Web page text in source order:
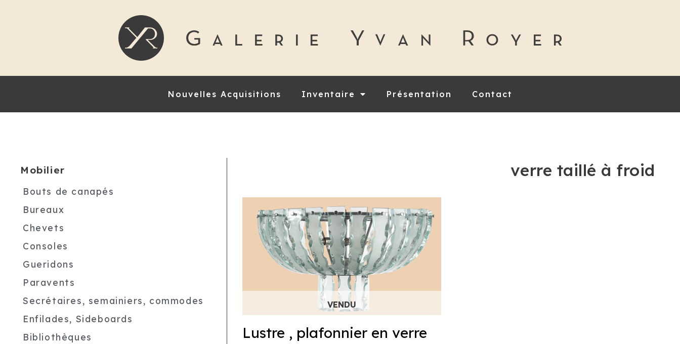
Nouvelles Acquisitions Inventaire Présentation Contact
Mobilier
Bouts de canapés
Bureaux
Chevets
Consoles
Gueridons
Paravents
Secrétaires, semainiers, commodes
Enfilades, Sideboards
Bibliothèques
verre taillé à froid
Lustre , plafonnier en verre